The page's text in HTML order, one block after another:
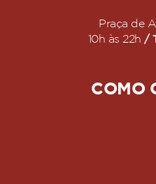
Praça de
10h às 22h /
COMO